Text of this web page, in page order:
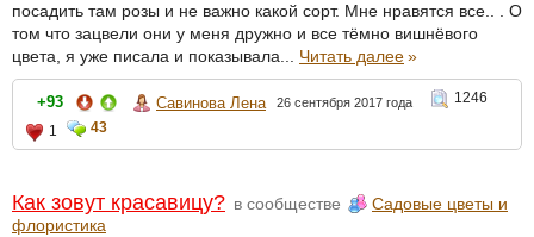
посадить там розы и не важно какой сорт. Мне нравятся все.. . О
том что зацвели они у меня дружно и все тёмно вишнёвого
цвета, я уже писала и показывала... Читать далее»
+93 Савинова Лена 26 сентября 2017 года
1246
1
43
Как зовут красавицу? в сообществе
Садовые цветы и
флористика